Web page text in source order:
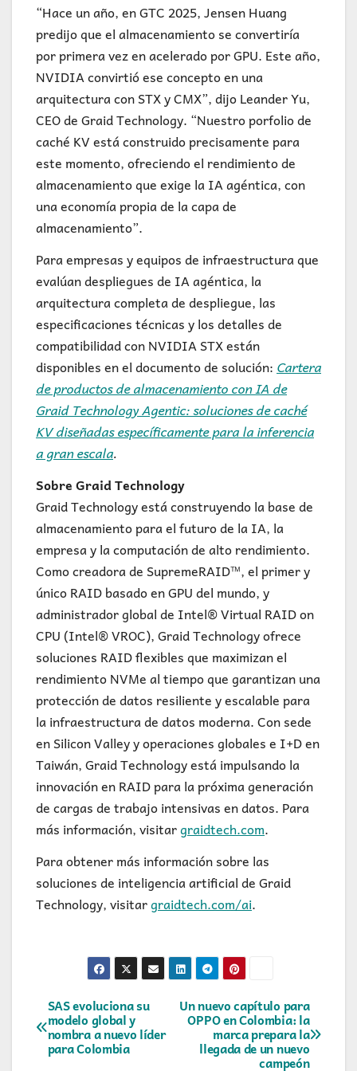
“Hace un año, en GTC 2025, Jensen Huang
predijo que el almacenamiento se convertiría
por primera vez en acelerado por GPU. Este año,
NVIDIA convirtió ese concepto en una
arquitectura con STX y CMX”, dijo Leander Yu,
CEO de Graid Technology. “Nuestro porfolio de
caché KV está construido precisamente para
este momento, ofreciendo el rendimiento de
almacenamiento que exige la IA agéntica, con
una economía propia de la capa de
almacenamiento”.
Para empresas y equipos de infraestructura que
evalúan despliegues de IA agéntica, la
arquitectura completa de despliegue, las
especificaciones técnicas y los detalles de
compatibilidad con NVIDIA STX están
disponibles en el documento de solución: Cartera
de productos de almacenamiento con IA de
Graid Technology Agentic: soluciones de caché
KV diseñadas específicamente para la inferencia
a gran escala.
Sobre Graid Technology
Graid Technology está construyendo la base de
almacenamiento para el futuro de la IA, la
empresa y la computación de alto rendimiento.
Como creadora de SupremeRAID™, el primer y
único RAID basado en GPU del mundo, y
administrador global de Intel® Virtual RAID on
CPU (Intel® VROC), Graid Technology ofrece
soluciones RAID flexibles que maximizan el
rendimiento NVMe al tiempo que garantizan una
protección de datos resiliente y escalable para
la infraestructura de datos moderna. Con sede
en Silicon Valley y operaciones globales e I+D en
Taiwán, Graid Technology está impulsando la
innovación en RAID para la próxima generación
de cargas de trabajo intensivas en datos. Para
más información, visitargraidtech.com.
Para obtener más información sobre las
soluciones de inteligencia artificial de Graid
Technology, visitargraidtech.com/ai.
Navegación
de
Un nuevo capítulo para
OPPO en Colombia: la
marca prepara la
llegada de un nuevo
campeón
SAS evoluciona su
modelo global y
nombra a nuevo líder
para Colombia